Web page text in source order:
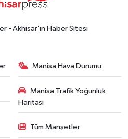
başladı! İşte 3 Ağustos
tarihini yerinde
- Akhisar'ın Haber Sitesi
Manisa Hava Durumu
Manisa Trafik Yoğunluk
Haritası
Tüm Manşetler